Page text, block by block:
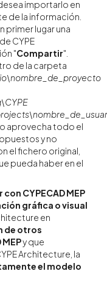
importarlo en
de la información.
primer lugar una
CYPE
"Compartir".
de la carpeta
aprovecha todo el
y no
el fichero original,
pueda haber en el
CYPECAD MEP
gráfica o visual
en
de otros
y que
Architecture, la
el modelo